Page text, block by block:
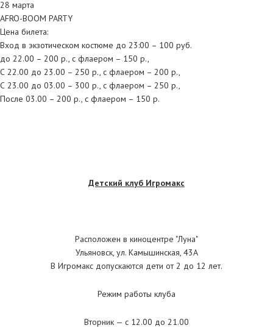
28 марта
AFRO-BOOM PARTY
Цена билета:
Вход в экзотическом костюме до 23:00 – 100 руб.
до 22.00 – 200 р., с флаером – 150 р.,
С 22.00 до 23.00 – 250 р., с флаером – 200 р.,
С 23.00 до 03.00 – 300 р., с флаером – 250 р.,
После 03.00 – 200 р., с флаером – 150 р.
Детский клуб Игромакс
Расположен в киноцентре "Луна"
Ульяновск, ул. Камышинская, 43А
В Игромакс допускаются дети от 2 до 12 лет.
Режим работы клуба
Вторник — с 12.00 до 21.00